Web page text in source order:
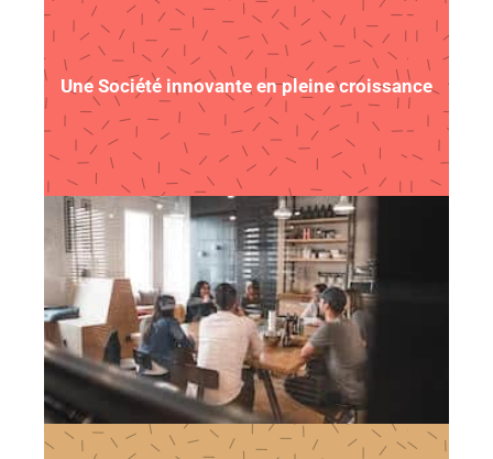
Une Société innovante en pleine croissance